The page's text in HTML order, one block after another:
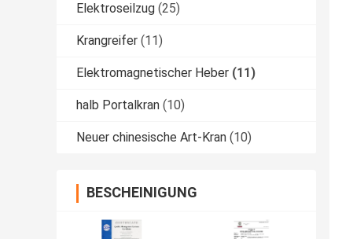
Elektroseilzug (25)
Krangreifer (11)
Elektromagnetischer Heber (11)
halb Portalkran (10)
Neuer chinesische Art-Kran (10)
BESCHEINIGUNG